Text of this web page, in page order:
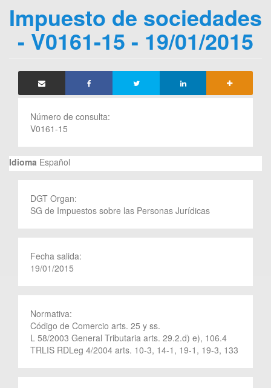
Impuesto de sociedades
- V0161-15 - 19/01/2015
Número de consulta:
V0161-15
Idioma Español
DGT Organ:
SG de Impuestos sobre las Personas Jurídicas
Fecha salida:
19/01/2015
Normativa:
Código de Comercio arts. 25 y ss.
L 58/2003 General Tributaria arts. 29.2.d) e), 106.4
TRLIS RDLeg 4/2004 arts. 10-3, 14-1, 19-1, 19-3, 133